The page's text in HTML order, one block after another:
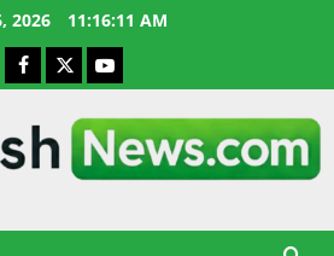
2026 11:16:12 AM
Facebook
X YouTube